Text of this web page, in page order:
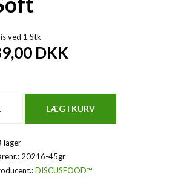
ved 1 Stk
DKK
lager
20216-45gr
DISCUSFOOD™